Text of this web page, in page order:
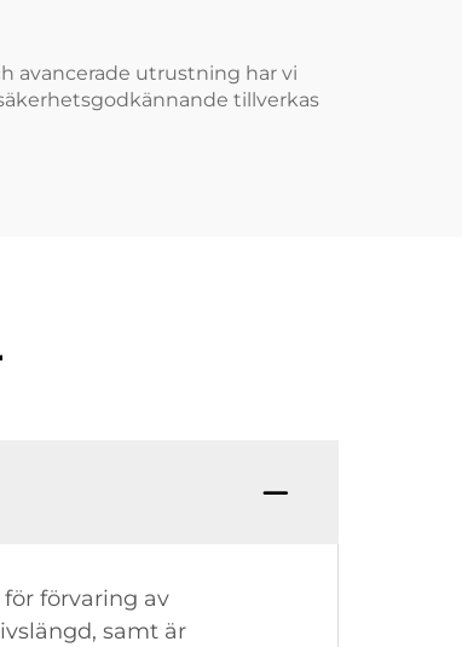
avancerade utrustning har vi
tillverkas
förvaring av
samt är